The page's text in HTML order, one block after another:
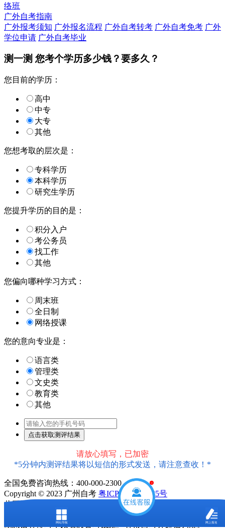
络班
广外自考指南
广外报考须知 广外报名流程 广外自考转考 广外自考免考 广外
学位申请 广外自考毕业
测一测 您考个学历多少钱？要多久？
您目前的学历：
高中
中专
大专
其他
您想考取的层次是：
专科学历
本科学历
研究生学历
您提升学历的目的是：
积分入户
考公务员
找工作
其他
您偏向哪种学习方式：
周末班
全日制
网络授课
您的意向专业是：
语言类
管理类
文史类
教育类
其他
请放心填写，已加密
*5分钟内测评结果将以短信的形式发送，请注意查收！*
全国免费咨询热线：400-000-2300
Copyright © 2023 广州自考 粤ICP备18016435号
此网站信息属于广州市天河区大牛教育培训中心有限公司
声明：本站为广东自学考试民间交流网站，近期广东自学考试
动态请各位考生以省教育考试院、各市自考办通知为准。
网站导航
1
网上报名